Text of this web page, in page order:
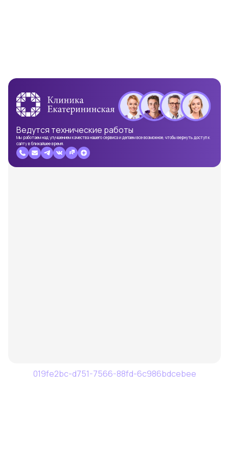
Ведутся технические работы
Мы работаем над улучшением качества нашего сервиса и делаем все возможное, чтобы вернуть доступ к
сайту в ближайшее время.
019fe2bc-d751-7566-88fd-6c986bdcebee